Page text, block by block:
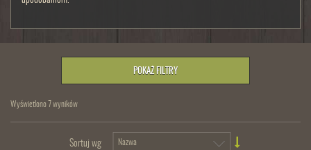
POKAŻ FILTRY
Wyświetlono 7 wyników
Sortuj wg